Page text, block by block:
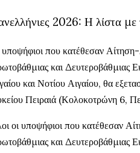
2026: Η λίστα με
που κατέθεσαν
και Δευτεροβάθμιας
και Νοτίου Αιγαίου, θα
Πειραιά (Κολοκοτρώνη 6,
οι υποψήφιοι που κατέθεσαν
και